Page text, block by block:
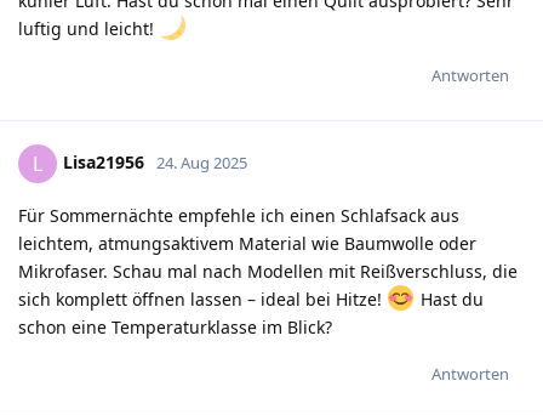
luftig und leicht!
Antworten
L Lisa21956 24. Aug 2025
Für Sommernächte empfehle ich einen Schlafsack aus
leichtem, atmungsaktivem Material wie Baumwolle oder
Mikrofaser. Schau mal nach Modellen mit Reißverschluss, die
sich komplett öffnen lassen – ideal bei Hitze!
Hast du
schon eine Temperaturklasse im Blick?
Antworten